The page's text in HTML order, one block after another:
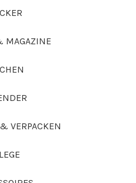
MAGAZINE
VERPACKEN